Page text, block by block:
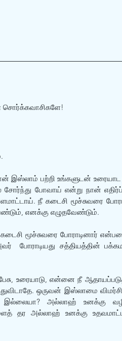
இஸ்லாம் பற்றி உங்களுடன்
சோர்ந்து போவாய் என்று நான்
நீ கடைசி மூச்சுவரை
எனக்கு எழுதவேண்டும்.
மூச்சுவரை போராடினார்
போராடியது சத்தியத்தின்
உரையாடு, என்னை நீ
ஒருவன் இஸ்லாமை
அல்லாஹ் உனக்கு
தர அல்லாஹ் உனக்கு